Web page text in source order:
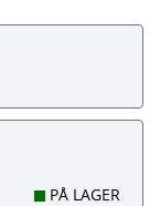
PÅ LAGER